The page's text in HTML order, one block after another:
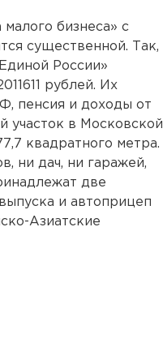
бизнеса» с
существенной. Так,
России»
рублей. Их
пенсия и доходы от
участок в Московской
квадратного метра.
ни дач, ни гаражей,
две
и автоприцеп
Азиатские